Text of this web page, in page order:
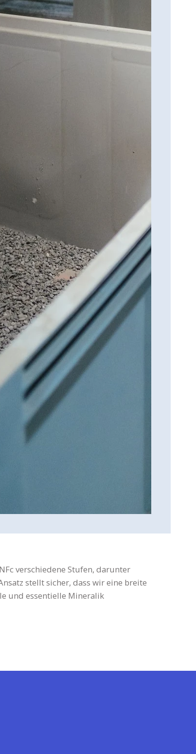
verschiedene Stufen, darunter
stellt sicher, dass wir eine breite
und essentielle Mineralik